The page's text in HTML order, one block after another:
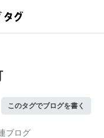
このタグでブログを書く
ブログ